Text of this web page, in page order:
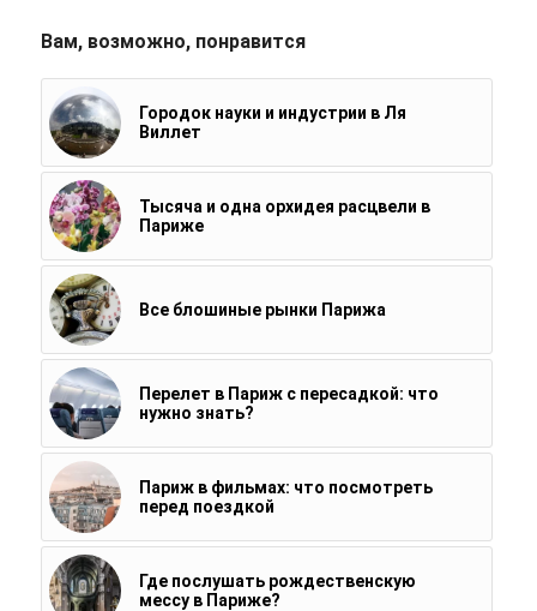
Вам, возможно, понравится
Городок науки и индустрии в Ля
Виллет
Тысяча и одна орхидея расцвели в
Париже
Все блошиные рынки Парижа
Перелет в Париж с пересадкой: что
нужно знать?
Париж в фильмах: что посмотреть
перед поездкой
Где послушать рождественскую
мессу в Париже?